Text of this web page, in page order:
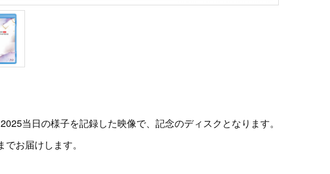
当日の様子を記録した映像で、記念のディスクとなります。
でお届けします。